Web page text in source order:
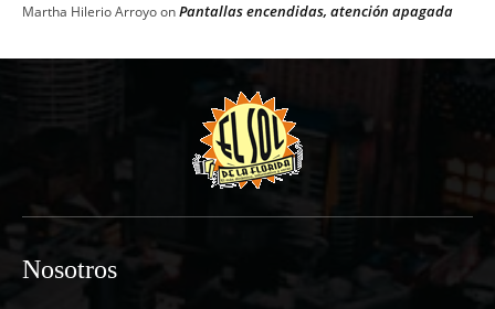
Martha Hilerio ArroyoonPantallas encendidas, atención apagada
Nosotros